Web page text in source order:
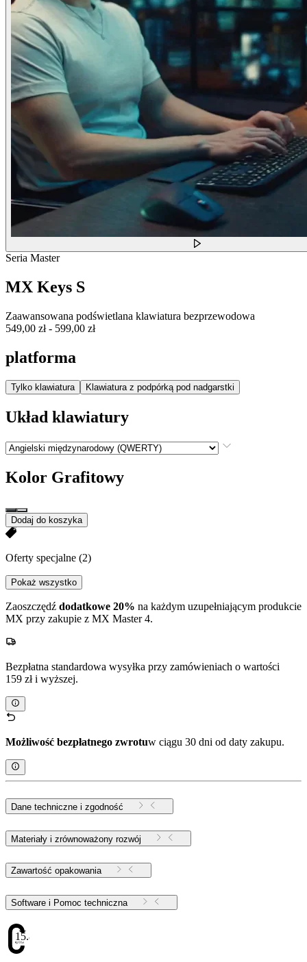
Seria Master
MX Keys S
Zaawansowana podświetlana klawiatura bezprzewodowa
549,00 zł- 599,00 zł
platforma
Tylko klawiatura Klawiatura z podpórką pod nadgarstki
Układ klawiatury
Kolor Grafitowy
Dodaj do koszyka
Oferty specjalne (2)
Pokaż wszystko
Zaoszczędź dodatkowe 20% na każdym uzupełniającym produkcie
MX przy zakupie z MX Master 4.
Bezpłatna standardowa wysyłka przy zamówieniach o wartości
159 zł i wyższej.
Możliwość bezpłatnego zwrotuw ciągu 30 dni od daty zakupu.
Dane techniczne i zgodność
Materiały i zrównoważony rozwój
Zawartość opakowania
Software i Pomoc techniczna
15.87